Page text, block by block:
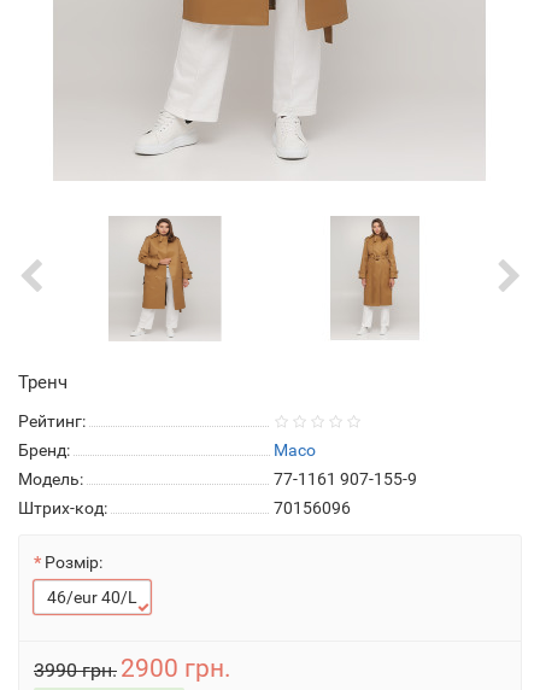
Тренч
Рейтинг:
Бренд:
Maco
Модель:
77-1161 907-155-9
Штрих-код:
70156096
Розмір:
46/eur 40/L
3990 грн. 2900 грн.